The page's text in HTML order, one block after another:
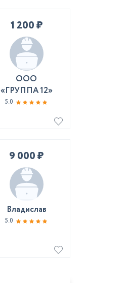
1 200 ₽
ООО
«ГРУППА 12»
5.0
9 000 ₽
Владислав
5.0